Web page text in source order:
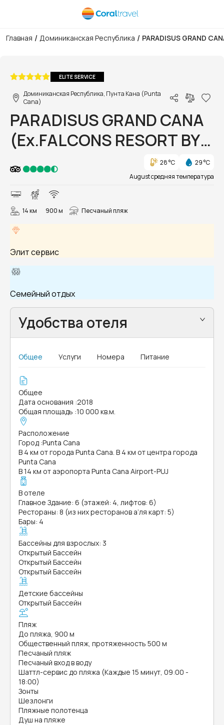
Главная / Доминиканская Республика / PARADISUS GRAND
ELITE SERVICE
Доминиканская Республика, Пунта Кана (Punta
Cana)
PARADISUS GRAND CANA
(Ex.FALCONS RESORT BY
MELIA KATMANDU PARK
INCLUDED)
28 °C
29 °C
August средняя температура
14 км 900 м Песчаный пляж
Элит сервис
Семейный отдых
Удобства отеля
Общее Услуги Номера Питание
Общее
Дата основания :2018
Общая площадь :10 000 кв.м.
Расположение
Город :Punta Cana
В 4 км от города Punta Cana. В 4 км от центра города
Punta Cana
В 14 км от аэропорта Punta Cana Airport-PUJ
В отеле
Главное Здание: 6 (этажей: 4, лифтов: 6)
Рестораны: 8 (из них ресторанов а’ля карт: 5)
Бары: 4
Бассейны для взрослых: 3
Открытый Бассейн
Открытый Бассейн
Открытый Бассейн
Детские бассейны
Открытый Бассейн
Пляж
До пляжа, 900 м
Общественный пляж, протяженность 500 м
Песчаный пляж
Песчаный вход в воду
Шаттл-сервис до пляжа (Каждые 15 минут, 09:00 -
18:00)
Зонты
Шезлонги
Пляжные полотенца
Душ на пляже